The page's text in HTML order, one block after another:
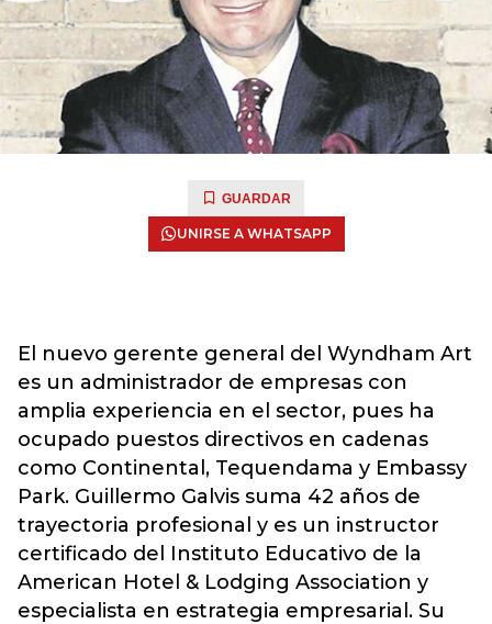
GUARDAR
UNIRSE A WHATSAPP
El nuevo gerente general del Wyndham Art
es un administrador de empresas con
amplia experiencia en el sector, pues ha
ocupado puestos directivos en cadenas
como Continental, Tequendama y Embassy
Park. Guillermo Galvis suma 42 años de
trayectoria profesional y es un instructor
certificado del Instituto Educativo de la
American Hotel & Lodging Association y
especialista en estrategia empresarial. Su